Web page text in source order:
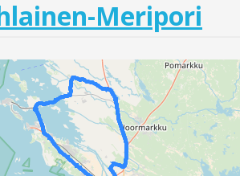
Meripori